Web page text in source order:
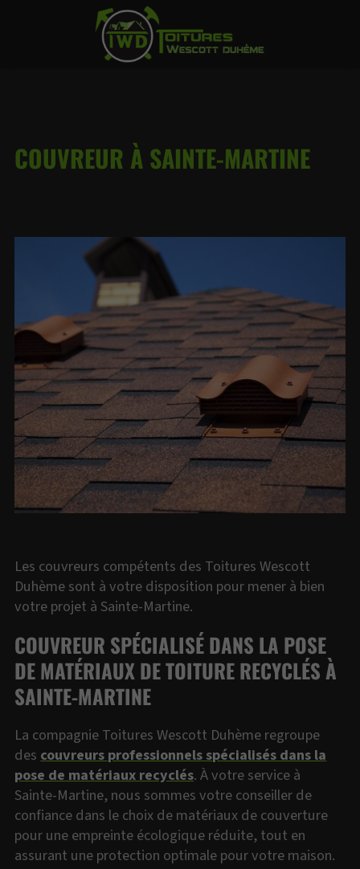
COUVREUR À SAINTE-MARTINE
Les couvreurs compétents des Toitures Wescott
Duhème sont à votre disposition pour mener à bien
votre projet à Sainte-Martine.
COUVREUR SPÉCIALISÉ DANS LA POSE
DE MATÉRIAUX DE TOITURE RECYCLÉS À
SAINTE-MARTINE
La compagnie Toitures Wescott Duhème regroupe
descouvreurs professionnels spécialisés dans la
pose de matériaux recyclés. À votre service à
Sainte-Martine, nous sommes votre conseiller de
confiance dans le choix de matériaux de couverture
pour une empreinte écologique réduite, tout en
assurant une protection optimale pour votre maison.